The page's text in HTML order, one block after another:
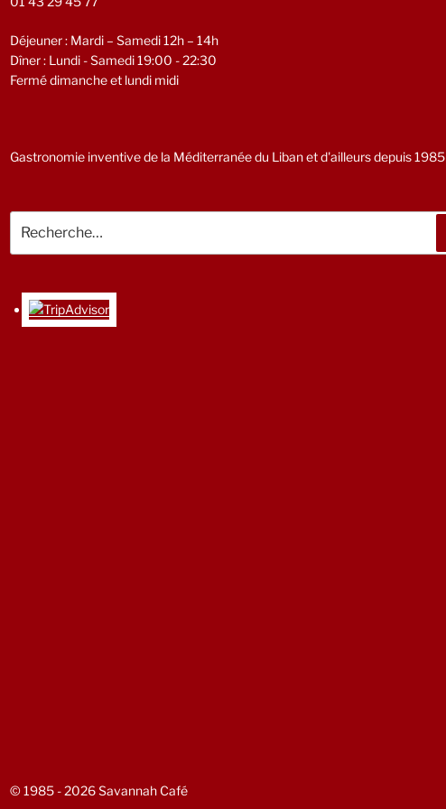
Déjeuner : Mardi – Samedi 12h – 14h
Dîner : Lundi - Samedi 19:00 - 22:30
Fermé dimanche et lundi midi
Gastronomie inventive de la Méditerranée du Liban et d'ailleurs depuis 1985
pour
:
© 1985 - 2026 Savannah Café